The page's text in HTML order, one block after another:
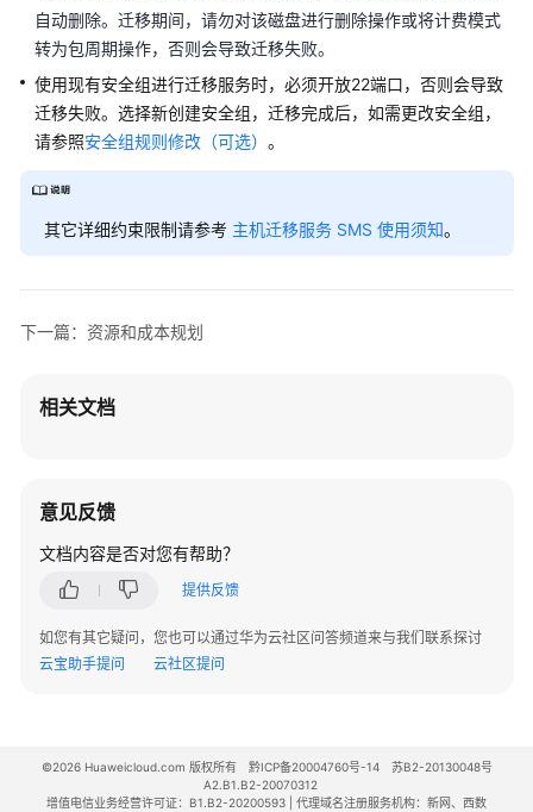
本
规
划
实
步
记
于
快
建
论
于
Tomcat
自动删除。迁移期间，请勿对该磁盘进行删除操作或将计费模式
转为包周期操作，否则会导致迁移失败。
使用现有安全组进行迁移服务时，必须开放22端口，否则会导致
迁移失败。选择新创建安全组，迁移完成后，如需更改安全组，
请参照安全组规则修改（可选） 。
其它详细约束限制请参考 主机迁移服务 SMS 使用须知。
下一篇：资源和成本规划
相关文档
意见反馈
文档内容是否对您有帮助？
提供反馈
如您有其它疑问，您也可以通过华为云社区问答频道来与我们联系探讨
云宝助手提问
云社区提问
©2026 Huaweicloud.com 版权所有 黔ICP备20004760号-14
苏B2-20130048号
A2.B1.B2-20070312
增值电信业务经营许可证：B1.B2-20200593 | 代理域名注册服务机构：新网、西数